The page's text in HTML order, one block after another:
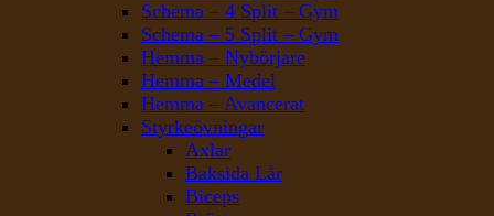
Schema – 4 Split – Gym
Schema – 5 Split – Gym
Hemma – Nybörjare
Hemma – Medel
Hemma – Avancerat
Styrkeövningar
Axlar
Baksida Lår
Biceps